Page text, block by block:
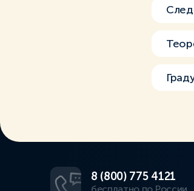
8 (800) 775 4121
бесплатно по России